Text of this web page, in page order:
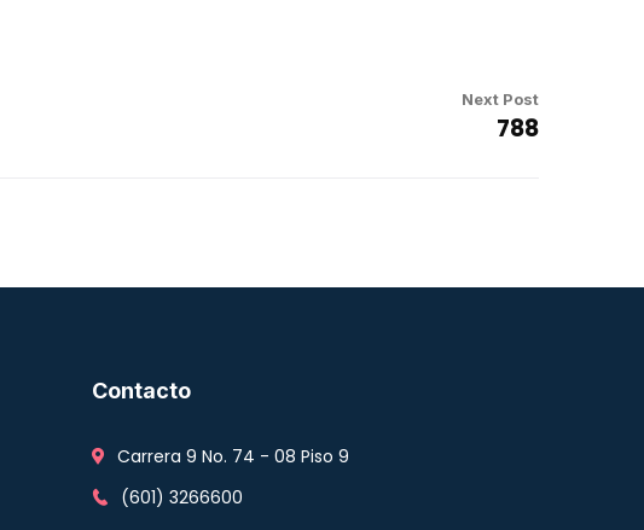
Next Post
788
Contacto
Carrera 9 No. 74 - 08 Piso 9
(601) 3266600